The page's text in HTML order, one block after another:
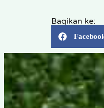
Bagikan ke: